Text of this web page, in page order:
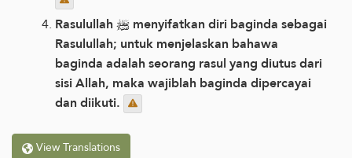
Rasulullah ﷺ menyifatkan diri baginda sebagai
Rasulullah; untuk menjelaskan bahawa
baginda adalah seorang rasul yang diutus dari
sisi Allah, maka wajiblah baginda dipercayai
dan diikuti.
View Translations